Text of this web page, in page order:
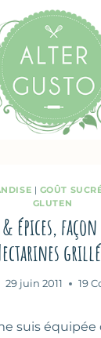
| GOÛT
GLUTEN
épices,
29 juin 2011 19
suis équipée